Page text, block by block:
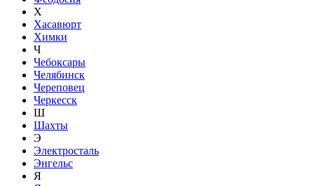
Х
Хасавюрт
Химки
Ч
Чебоксары
Челябинск
Череповец
Черкесск
Ш
Шахты
Э
Электросталь
Энгельс
Я